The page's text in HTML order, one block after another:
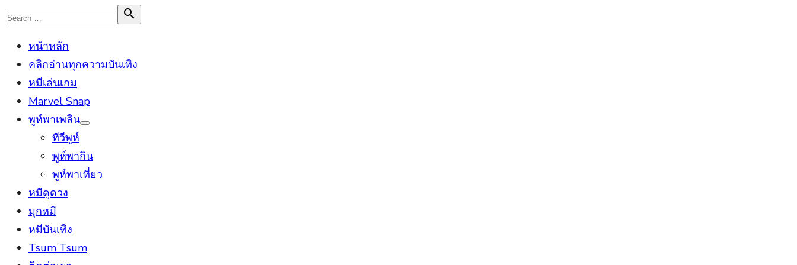
Skip
content
Search

Search
หน้าหลัก
คลิกอ่านทุกความบันเทิง
หมีเล่นเกม
Marvel Snap
พูห์พาเพลิน
Show
ทีวีพูห์
พูห์พากิน
พูห์พาเที่ยว
หมีดูดวง
มุกหมี
หมีบันเทิง
Tsum Tsum